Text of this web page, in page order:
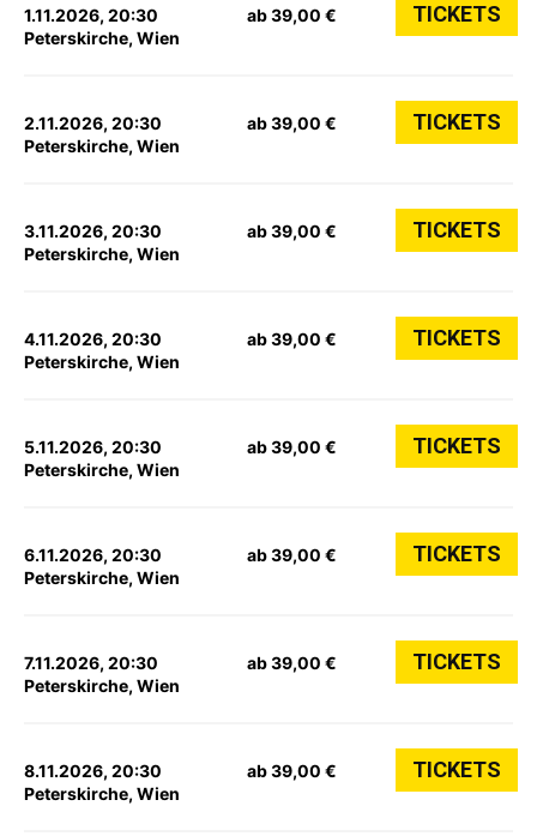
1.11.2026, 20:30
Peterskirche, Wien
ab 39,00 € TICKETS
2.11.2026, 20:30
Peterskirche, Wien
ab 39,00 € TICKETS
3.11.2026, 20:30
Peterskirche, Wien
ab 39,00 € TICKETS
4.11.2026, 20:30
Peterskirche, Wien
ab 39,00 € TICKETS
5.11.2026, 20:30
Peterskirche, Wien
ab 39,00 € TICKETS
6.11.2026, 20:30
Peterskirche, Wien
ab 39,00 € TICKETS
7.11.2026, 20:30
Peterskirche, Wien
ab 39,00 € TICKETS
8.11.2026, 20:30
Peterskirche, Wien
ab 39,00 € TICKETS